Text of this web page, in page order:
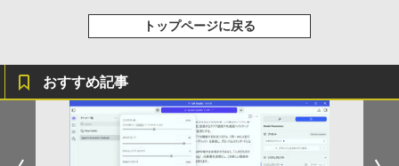
￥250
art Basic)
コカ・コーラ やかんの麦茶 from 爽健美茶 ラ
ベルレス 650mlPET×24本
￥2,009
￥572
版ビッグガンガンコミックス)
￥810
トップページに戻る
おすすめ記事